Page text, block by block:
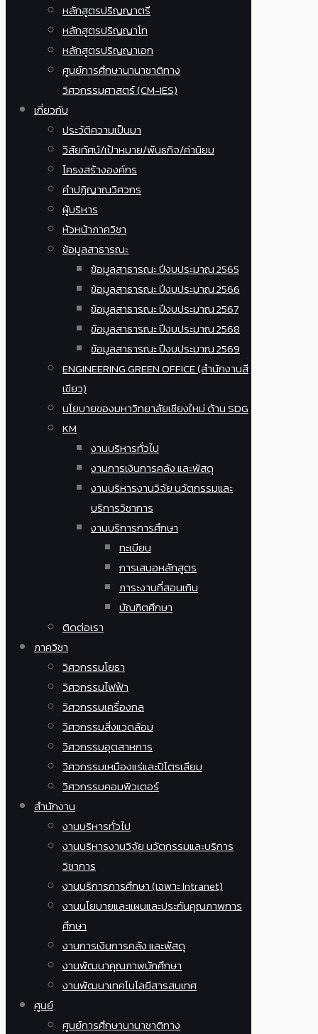
หลักสูตรปริญญาตรี
หลักสูตรปริญญาโท
หลักสูตรปริญญาเอก
ศูนย์การศึกษานานาชาติทาง
วิศวกรรมศาสตร์ (CM-IES)
เกี่ยวกับ
ประวัติความเป็นมา
วิสัยทัศน์/เป้าหมาย/พันธกิจ/ค่านิยม
โครงสร้างองค์กร
คำปฏิญาณวิศวกร
ผู้บริหาร
หัวหน้าภาควิชา
ข้อมูลสาธารณะ
ข้อมูลสาธารณะ ปีงบประมาณ 2565
ข้อมูลสาธารณะ ปีงบประมาณ 2566
ข้อมูลสาธารณะ ปีงบประมาณ 2567
ข้อมูลสาธารณะ ปีงบประมาณ 2568
ข้อมูลสาธารณะ ปีงบประมาณ 2569
ENGINEERING GREEN OFFICE (สำนักงานสี
เขียว)
นโยบายของมหาวิทยาลัยเชียงใหม่ ด้าน SDG
KM
งานบริหารทั่วไป
งานการเงินการคลัง และพัสดุ
งานบริหารงานวิจัย นวัตกรรมและ
บริการวิชาการ
งานบริการการศึกษา
ทะเบียน
การเสนอหลักสูตร
ภาระงานที่สอนเกิน
บัณฑิตศึกษา
ติดต่อเรา
ภาควิชา
วิศวกรรมโยธา
วิศวกรรมไฟฟ้า
วิศวกรรมเครื่องกล
วิศวกรรมสิ่งแวดล้อม
วิศวกรรมอุตสาหการ
วิศวกรรมเหมืองแร่และปิโตรเลียม
วิศวกรรมคอมพิวเตอร์
สำนักงาน
งานบริหารทั่วไป
งานบริหารงานวิจัย นวัตกรรมและบริการ
วิชาการ
งานบริการการศึกษา (เฉพาะ Intranet)
งานนโยบายและแผนและประกันคุณภาพการ
ศึกษา
งานการเงินการคลัง และพัสดุ
งานพัฒนาคุณภาพนักศึกษา
งานพัฒนาเทคโนโลยีสารสนเทศ
ศูนย์
ศูนย์การศึกษานานาชาติทาง